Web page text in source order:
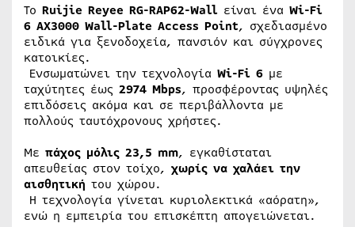
Το Ruijie Reyee RG-RAP62-Wall είναι ένα Wi-Fi
6 AX3000 Wall-Plate Access Point, σχεδιασμένο
ειδικά για ξενοδοχεία, πανσιόν και σύγχρονες
κατοικίες.
Ενσωματώνει την τεχνολογία Wi-Fi 6 με
ταχύτητες έως 2974 Mbps, προσφέροντας υψηλές
επιδόσεις ακόμα και σε περιβάλλοντα με
πολλούς ταυτόχρονους χρήστες.
Με πάχος μόλις 23,5 mm, εγκαθίσταται
απευθείας στον τοίχο, χωρίς να χαλάει την
αισθητική του χώρου.
Η τεχνολογία γίνεται κυριολεκτικά «αόρατη»,
ενώ η εμπειρία του επισκέπτη απογειώνεται.